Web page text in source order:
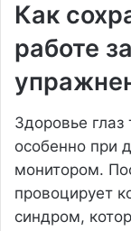
Как
работе
Здоровье глаз
особенно при
монитором.
провоцирует
синдром,